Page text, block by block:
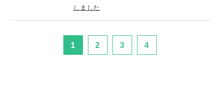
しました
1 2 3 4